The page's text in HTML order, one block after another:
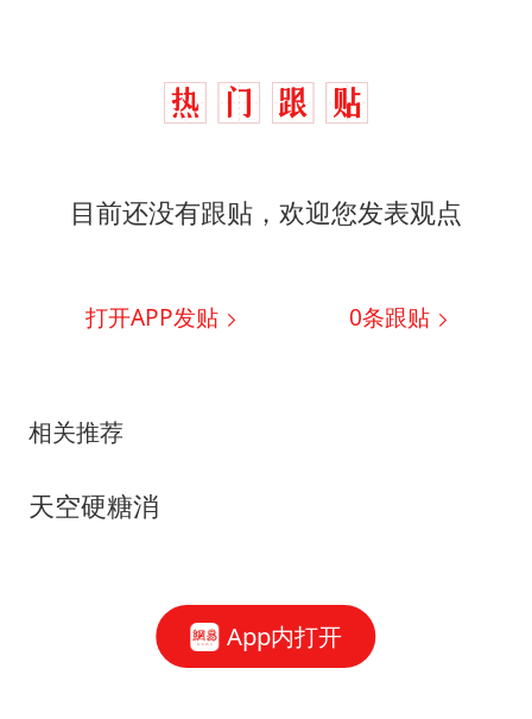
目前还没有跟贴，欢迎您发表观点
打开APP发贴 0条跟贴
相关推荐
天空硬糖消
App内打开